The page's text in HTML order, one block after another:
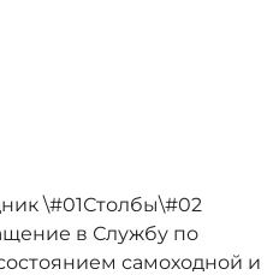
\#01Столбы\#02
в Службу по
самоходной и